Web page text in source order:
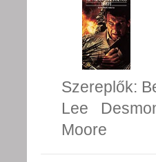
Szereplők:
Lee
Moore